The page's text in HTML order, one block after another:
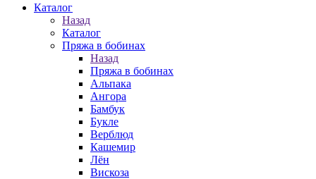
Каталог
Назад
Каталог
Пряжа в бобинах
Назад
Пряжа в бобинах
Альпака
Ангора
Бамбук
Букле
Верблюд
Кашемир
Лён
Вискоза